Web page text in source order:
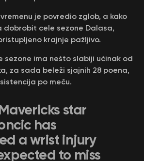
je povredio zglob, a kako
dobrobit cele sezone Dalasa,
krajnje pažljivo.
sezone ima nešto slabiji učinak od
za sada beleži sjajnih 28 poena,
po meču.
star
has
a wrist injury
to miss